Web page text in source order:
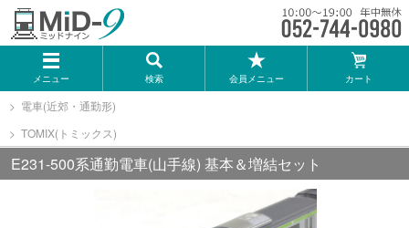
メニュー 検索 会員メニュー カート
メーカー一覧
TOMIX
KATO
電車(近郊・通勤形)
TOMIX(トミックス)
E231-500系通勤電車(山手線) 基本＆増結セット